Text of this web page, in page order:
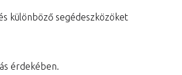
különböző segédeszközöket
érdekében.